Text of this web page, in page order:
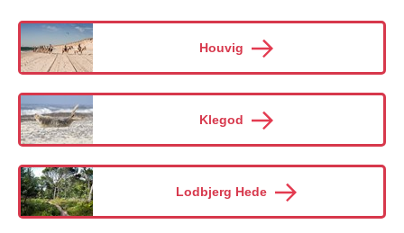
Houvig
Klegod
Lodbjerg Hede